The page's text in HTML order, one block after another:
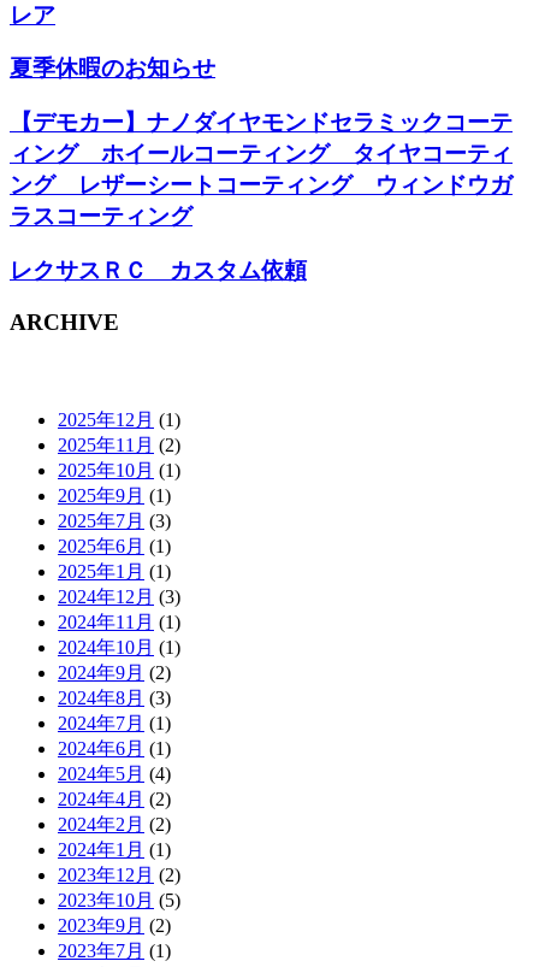
レア
夏季休暇のお知らせ
【デモカー】ナノダイヤモンドセラミックコーテ
ィング ホイールコーティング タイヤコーティ
ング レザーシートコーティング ウィンドウガ
ラスコーティング
レクサスＲＣ カスタム依頼
ARCHIVE
2025年12月 (1)
2025年11月 (2)
2025年10月 (1)
2025年9月 (1)
2025年7月 (3)
2025年6月 (1)
2025年1月 (1)
2024年12月 (3)
2024年11月 (1)
2024年10月 (1)
2024年9月 (2)
2024年8月 (3)
2024年7月 (1)
2024年6月 (1)
2024年5月 (4)
2024年4月 (2)
2024年2月 (2)
2024年1月 (1)
2023年12月 (2)
2023年10月 (5)
2023年9月 (2)
2023年7月 (1)